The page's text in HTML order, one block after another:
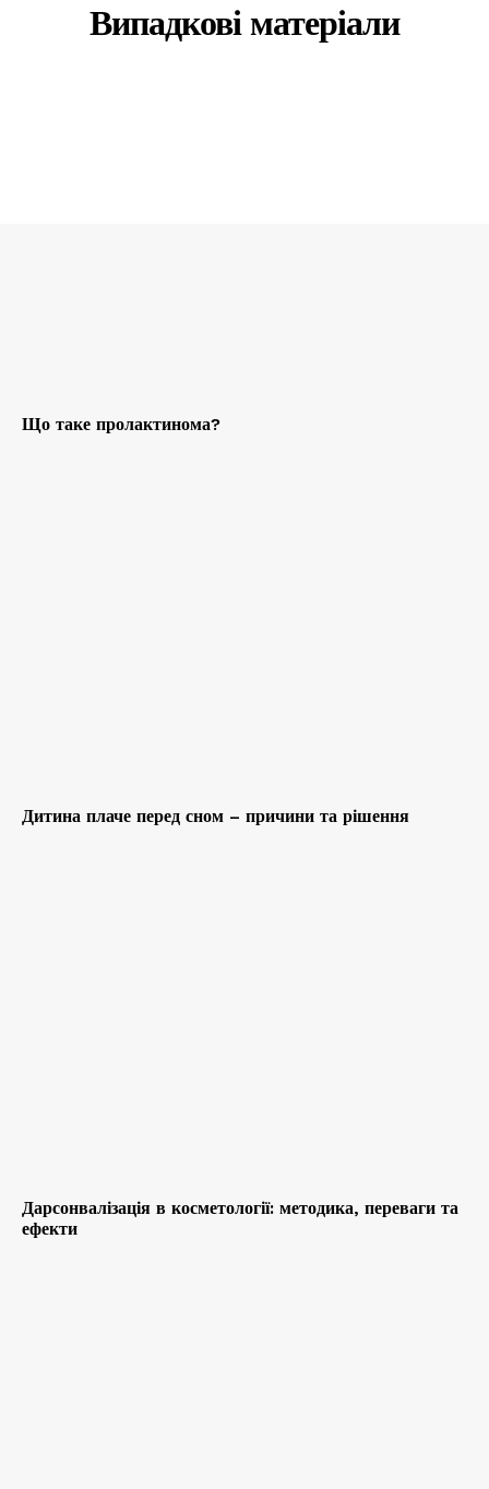
Випадкові матеріали
Що таке пролактинома?
Дитина плаче перед сном – причини та рішення
Дарсонвалізація в косметології: методика, переваги та
ефекти